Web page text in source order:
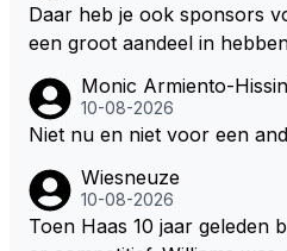
Daar heb je ook sponsors
een groot aandeel in
eam baas zijn en 24 of meer
den, hij zal dan een keuze
P die al op weg was naar
best gedaan om hem bij
niet iemand die dan zegt ik
Monic Armiento-
10-08-2026
Niet nu en niet voor een
Wiesneuze
10-08-2026
Toen Haas 10 jaar geleden